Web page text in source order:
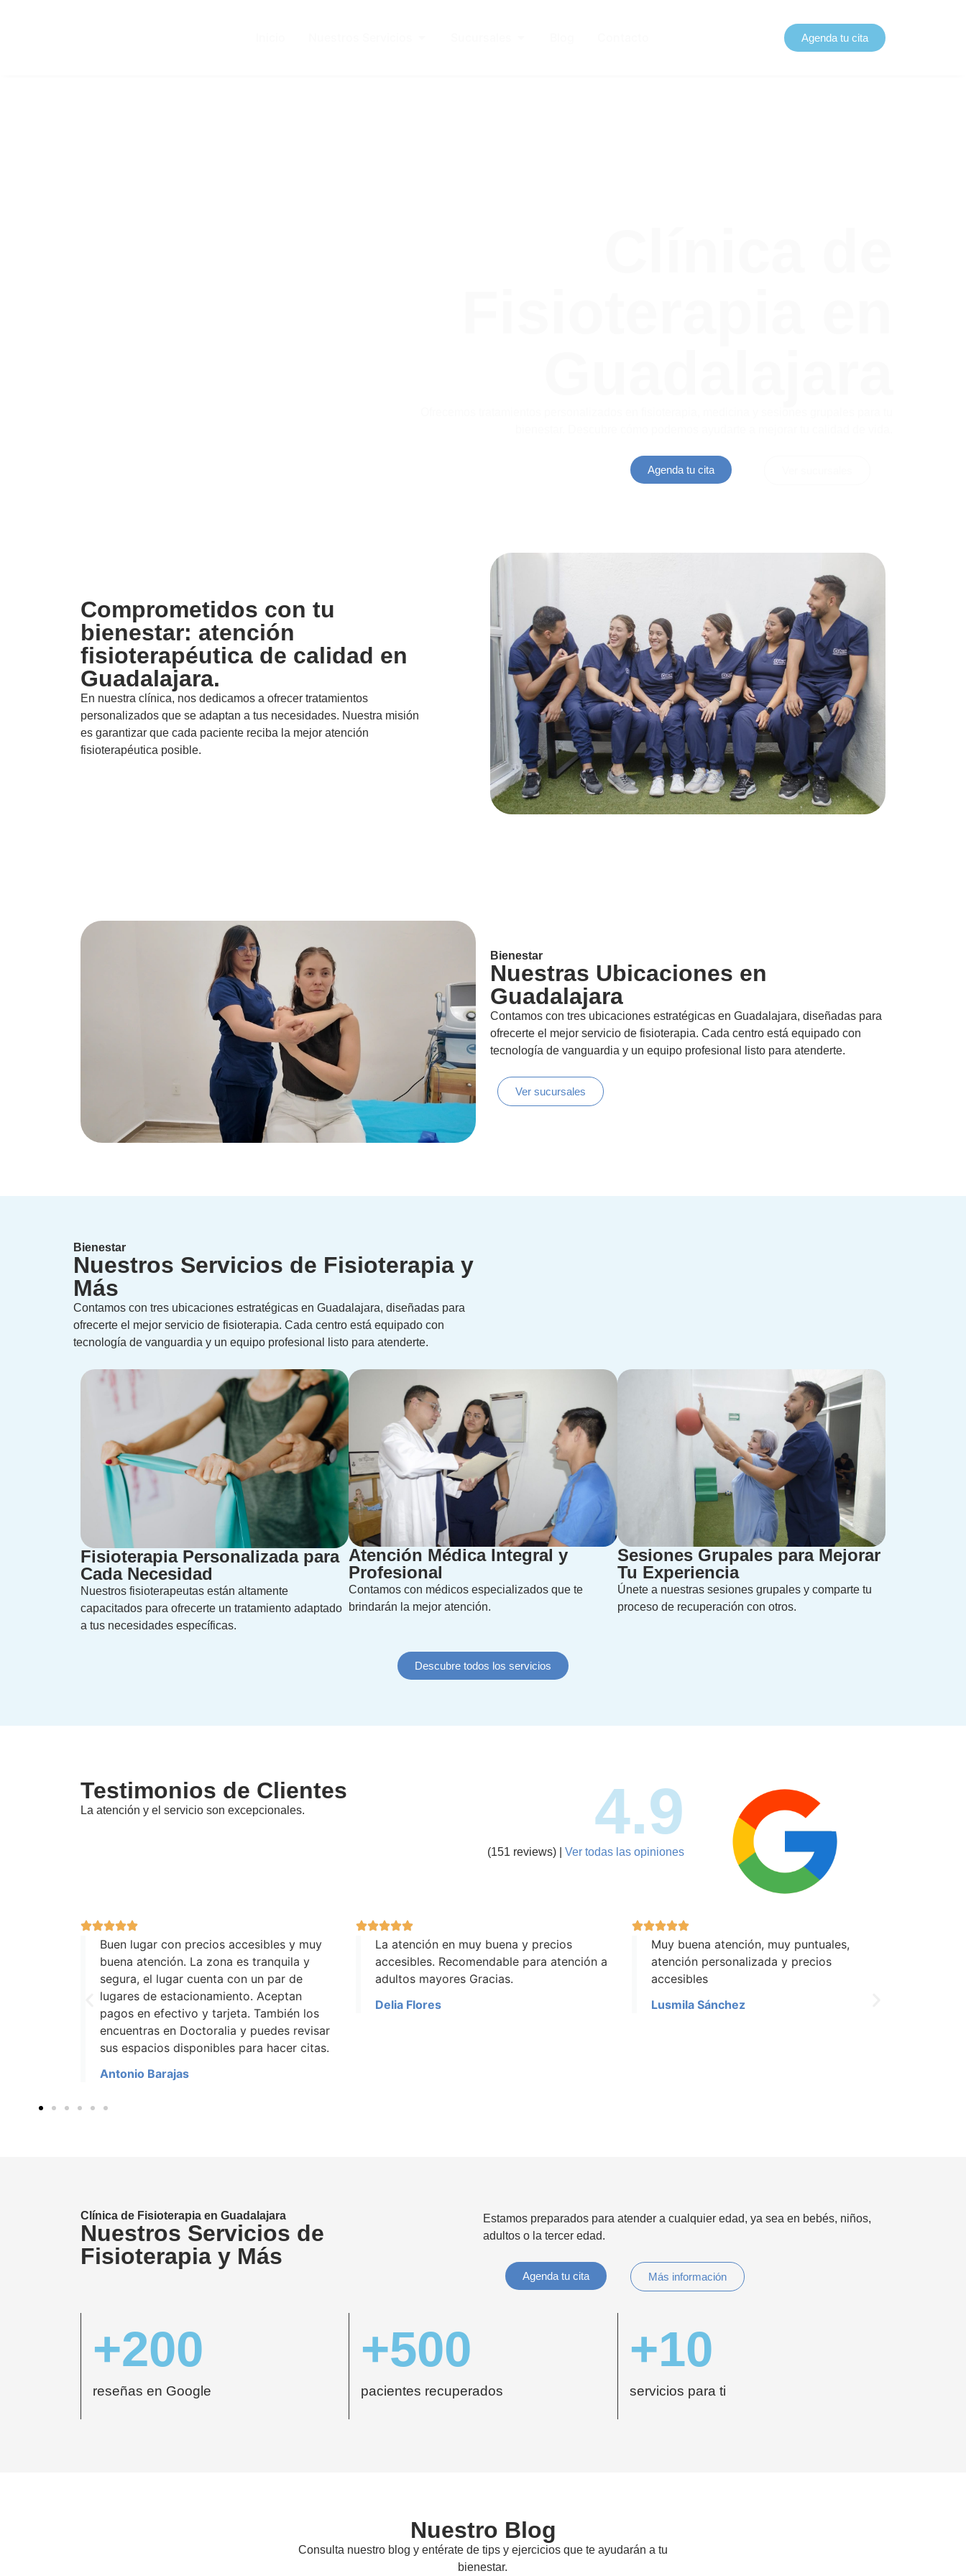
Agenda tu cita
Agenda tu cita
Comprometidos con tu
bienestar: atención
fisioterapéutica de calidad en
Guadalajara.
En nuestra clínica, nos dedicamos a ofrecer tratamientos
personalizados que se adaptan a tus necesidades. Nuestra misión
es garantizar que cada paciente reciba la mejor atención
fisioterapéutica posible.
Bienestar
Nuestras Ubicaciones en
Guadalajara
Contamos con tres ubicaciones estratégicas en Guadalajara, diseñadas para
ofrecerte el mejor servicio de fisioterapia. Cada centro está equipado con
tecnología de vanguardia y un equipo profesional listo para atenderte.
Ver sucursales
Bienestar
Nuestros Servicios de Fisioterapia y
Más
Contamos con tres ubicaciones estratégicas en Guadalajara, diseñadas para
ofrecerte el mejor servicio de fisioterapia. Cada centro está equipado con
tecnología de vanguardia y un equipo profesional listo para atenderte.
Fisioterapia Personalizada para
Cada Necesidad
Nuestros fisioterapeutas están altamente
capacitados para ofrecerte un tratamiento adaptado
a tus necesidades específicas.
Atención Médica Integral y
Profesional
Contamos con médicos especializados que te
brindarán la mejor atención.
Sesiones Grupales para Mejorar
Tu Experiencia
Únete a nuestras sesiones grupales y comparte tu
proceso de recuperación con otros.
Descubre todos los servicios
Testimonios de Clientes
La atención y el servicio son excepcionales. 4.9
(151 reviews) | Ver todas las opiniones
La atención en muy buena y precios
accesibles. Recomendable para atención a
adultos mayores Gracias.
Delia Flores
Muy buena atención, muy puntuales,
atención personalizada y precios
accesibles
Lusmila Sánchez
Super recomendado. Excelente atencion
por parte de Los Fisioterapeutas y de la
administracion.
Armando Aguilat
Clínica de Fisioterapia en Guadalajara
Nuestros Servicios de
Fisioterapia y Más
Estamos preparados para atender a cualquier edad, ya sea en bebés, niños,
adultos o la tercer edad.
Agenda tu cita Más información
reseñas en Google
+200
pacientes recuperados
+500
servicios para ti
+10
Nuestro Blog
Consulta nuestro blog y entérate de tips y ejercicios que te ayudarán a tu
bienestar.